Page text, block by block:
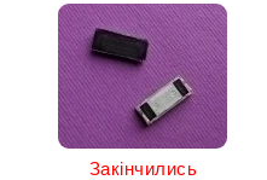
Закінчились